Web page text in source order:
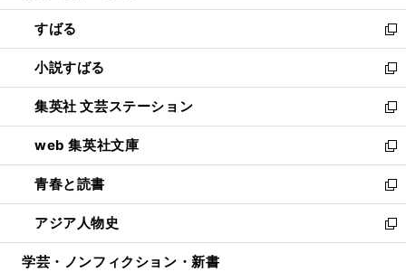
開
く
ウ
で
開
く
ン
ド
ウ
で
開
く
すばる
新
し
い
ウ
ィ
ン
ド
ウ
で
開
く
小説すばる
新
し
い
ウ
ィ
ン
ド
ウ
で
開
集英社 文芸ステーション
新
し
い
ウ
ィ
ン
ド
ウ
web 集英社文庫
新
し
い
ウ
ィ
ン
青春と読書
新
し
い
ウ
アジア人物史
新
し
学芸・ノンフィクション・新書